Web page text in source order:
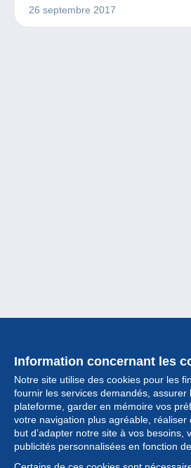
postales... Quelle valeur accorder à
collection Mario Bros ?
26 septembre 2017
Information concernant les
Notre site utilise des cookies pour les
fournir les services demandés, assurer
plateforme, garder en mémoire vos
votre navigation plus agréable, réaliser
but d’adapter notre site à vos besoins,
publicités personnalisées en fonction
Collection